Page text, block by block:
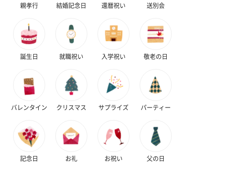
親孝行 結婚記念日 還暦祝い 送別会
誕生日 就職祝い 入学祝い 敬老の日
バレンタイン クリスマス サプライズ パーティー
記念日 お礼 お祝い 父の日